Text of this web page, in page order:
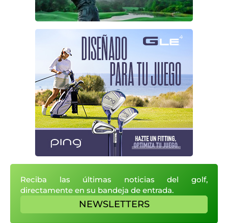
Reciba las últimas noticias del golf,
directamente en su bandeja de entrada.
NEWSLETTERS